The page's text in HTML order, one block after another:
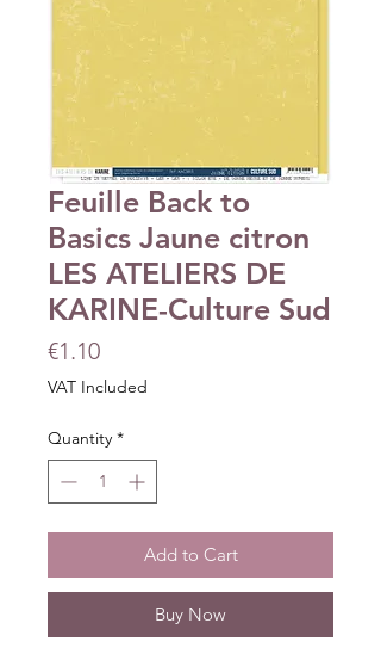
Feuille Back to
Basics Jaune citron
LES ATELIERS DE
KARINE-Culture Sud
€1.10Price
VAT Included
Quantity *
Add to Cart
Buy Now